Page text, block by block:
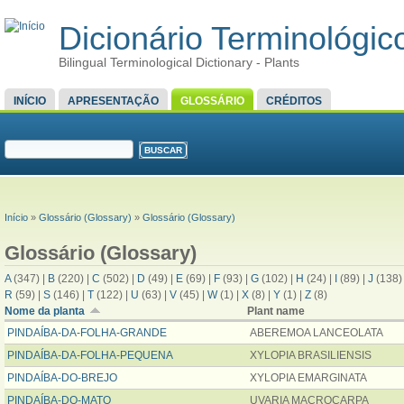
Dicionário
Bilingual Terminological Dictionary - Plants
MENU PRINCIPAL
INÍCIO APRESENTAÇÃO GLOSSÁRIO CRÉDITOS
FORMULÁRIO DE BUSCA
VOCÊ ESTÁ AQUI
Início » Glossário (Glossary) » Glossário (Glossary)
Glossário (Glossary)
A(347) | B (220) | C (502) | D (49) | E (69) | F (93) | G (102) | H (24) | I (89) | J (138)
R (59) | S (146) | T (122) | U (63) | V (45) | W(1) | X (8) | Y (1) | Z (8)
Nome da planta
Plant name
PINDAÍBA-DA-FOLHA-GRANDE
ABEREMOA LANCEOLATA
PINDAÍBA-DA-FOLHA-PEQUENA
XYLOPIA BRASILIENSIS
PINDAÍBA-DO-BREJO
XYLOPIA EMARGINATA
PINDAÍBA-DO-MATO
UVARIA MACROCARPA